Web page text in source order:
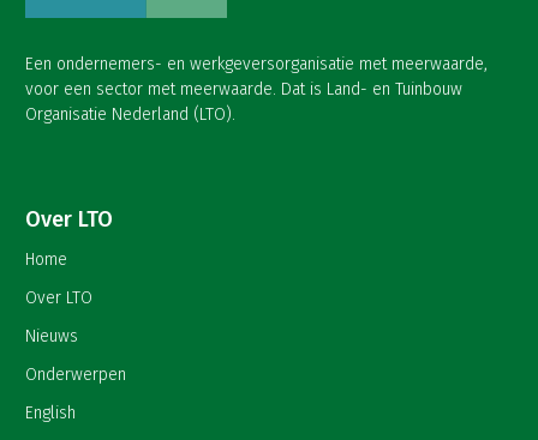
Een ondernemers- en werkgeversorganisatie met meerwaarde,
voor een sector met meerwaarde. Dat is Land- en Tuinbouw
Organisatie Nederland (LTO).
Over LTO
Home
Over LTO
Nieuws
Onderwerpen
English